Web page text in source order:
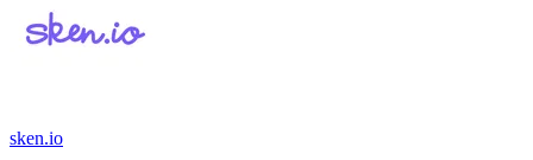
sken.io